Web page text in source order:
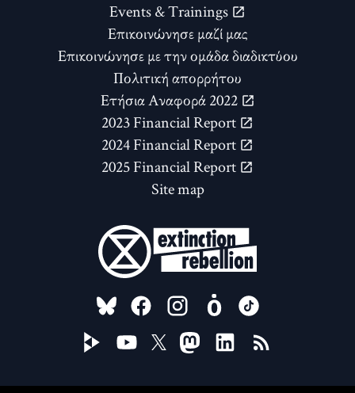
Events & Trainings
Επικοινώνησε μαζί μας
Επικοινώνησε με την ομάδα διαδικτύου
Πολιτική απορρήτου
Ετήσια Αναφορά 2022
2023 Financial Report
2024 Financial Report
2025 Financial Report
Site map
FOLLOW US ON